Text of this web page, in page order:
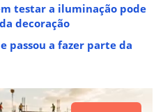
testar a iluminação pode
decoração
passou a fazer parte da